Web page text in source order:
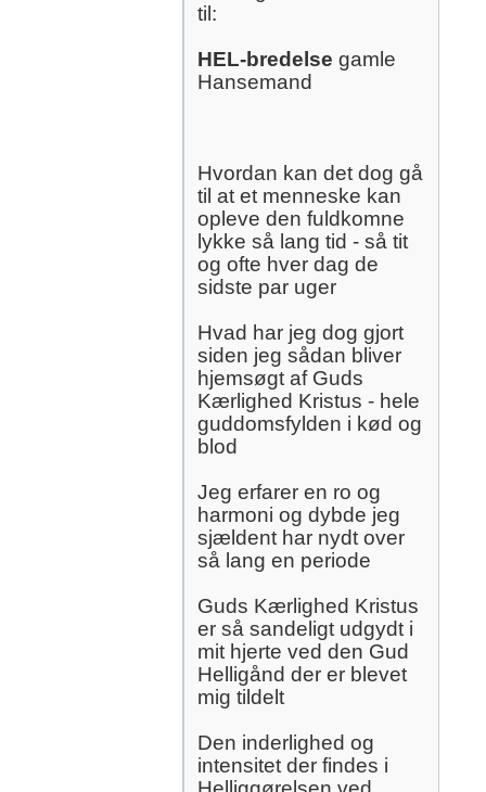
til:
HEL-bredelse gamle
Hansemand
Hvordan kan det dog gå
til at et menneske kan
opleve den fuldkomne
lykke så lang tid - så tit
og ofte hver dag de
sidste par uger
Hvad har jeg dog gjort
siden jeg sådan bliver
hjemsøgt af Guds
Kærlighed Kristus - hele
guddomsfylden i kød og
blod
Jeg erfarer en ro og
harmoni og dybde jeg
sjældent har nydt over
så lang en periode
Guds Kærlighed Kristus
er så sandeligt udgydt i
mit hjerte ved den Gud
Helligånd der er blevet
mig tildelt
Den inderlighed og
intensitet der findes i